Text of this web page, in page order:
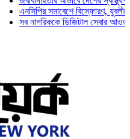
এনসিপির সমাবেশে বিস্ফোরণ, যুবলীগের দুই
সব নাগরিককে ডিজিটাল সেবার আওতায়